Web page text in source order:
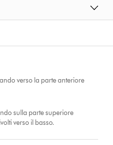
verso la parte anteriore
sulla parte superiore
verso il basso.